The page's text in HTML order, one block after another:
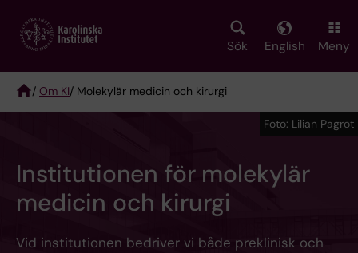
main
Sök English Meny
Breadcrumb
/ Om KI/ Molekylär medicin och kirurgi
Institutionen för molekylär
medicin och kirurgi
Vid institutionen bedriver vi både preklinisk och
Foto: Lilian Pagrot